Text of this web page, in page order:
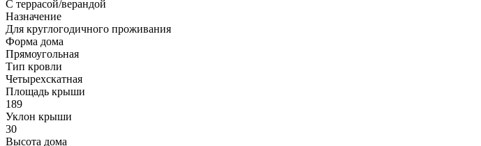
С террасой/верандой
Назначение
Для круглогодичного проживания
Форма дома
Прямоугольная
Тип кровли
Четырехскатная
Площадь крыши
189
Уклон крыши
30
Высота дома